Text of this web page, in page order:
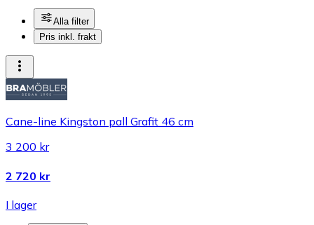
Alla filter
Pris inkl. frakt
Cane-line Kingston pall Grafit 46 cm
3 200 kr
2 720 kr
I lager